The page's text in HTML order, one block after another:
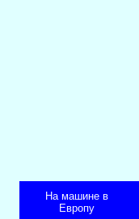
На машине в
Европу